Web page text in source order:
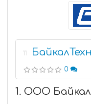
11
0
1. ООО